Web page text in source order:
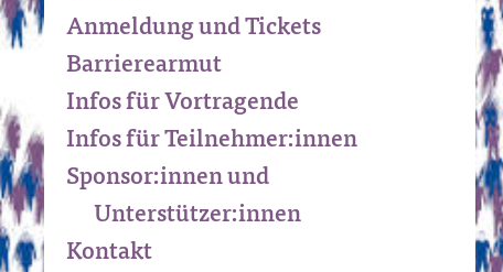
Anmeldung und Tickets
Barrierearmut
Infos für Vortragende
Infos für Teilnehmer:innen
Sponsor:innen und
Unterstützer:innen
Kontakt